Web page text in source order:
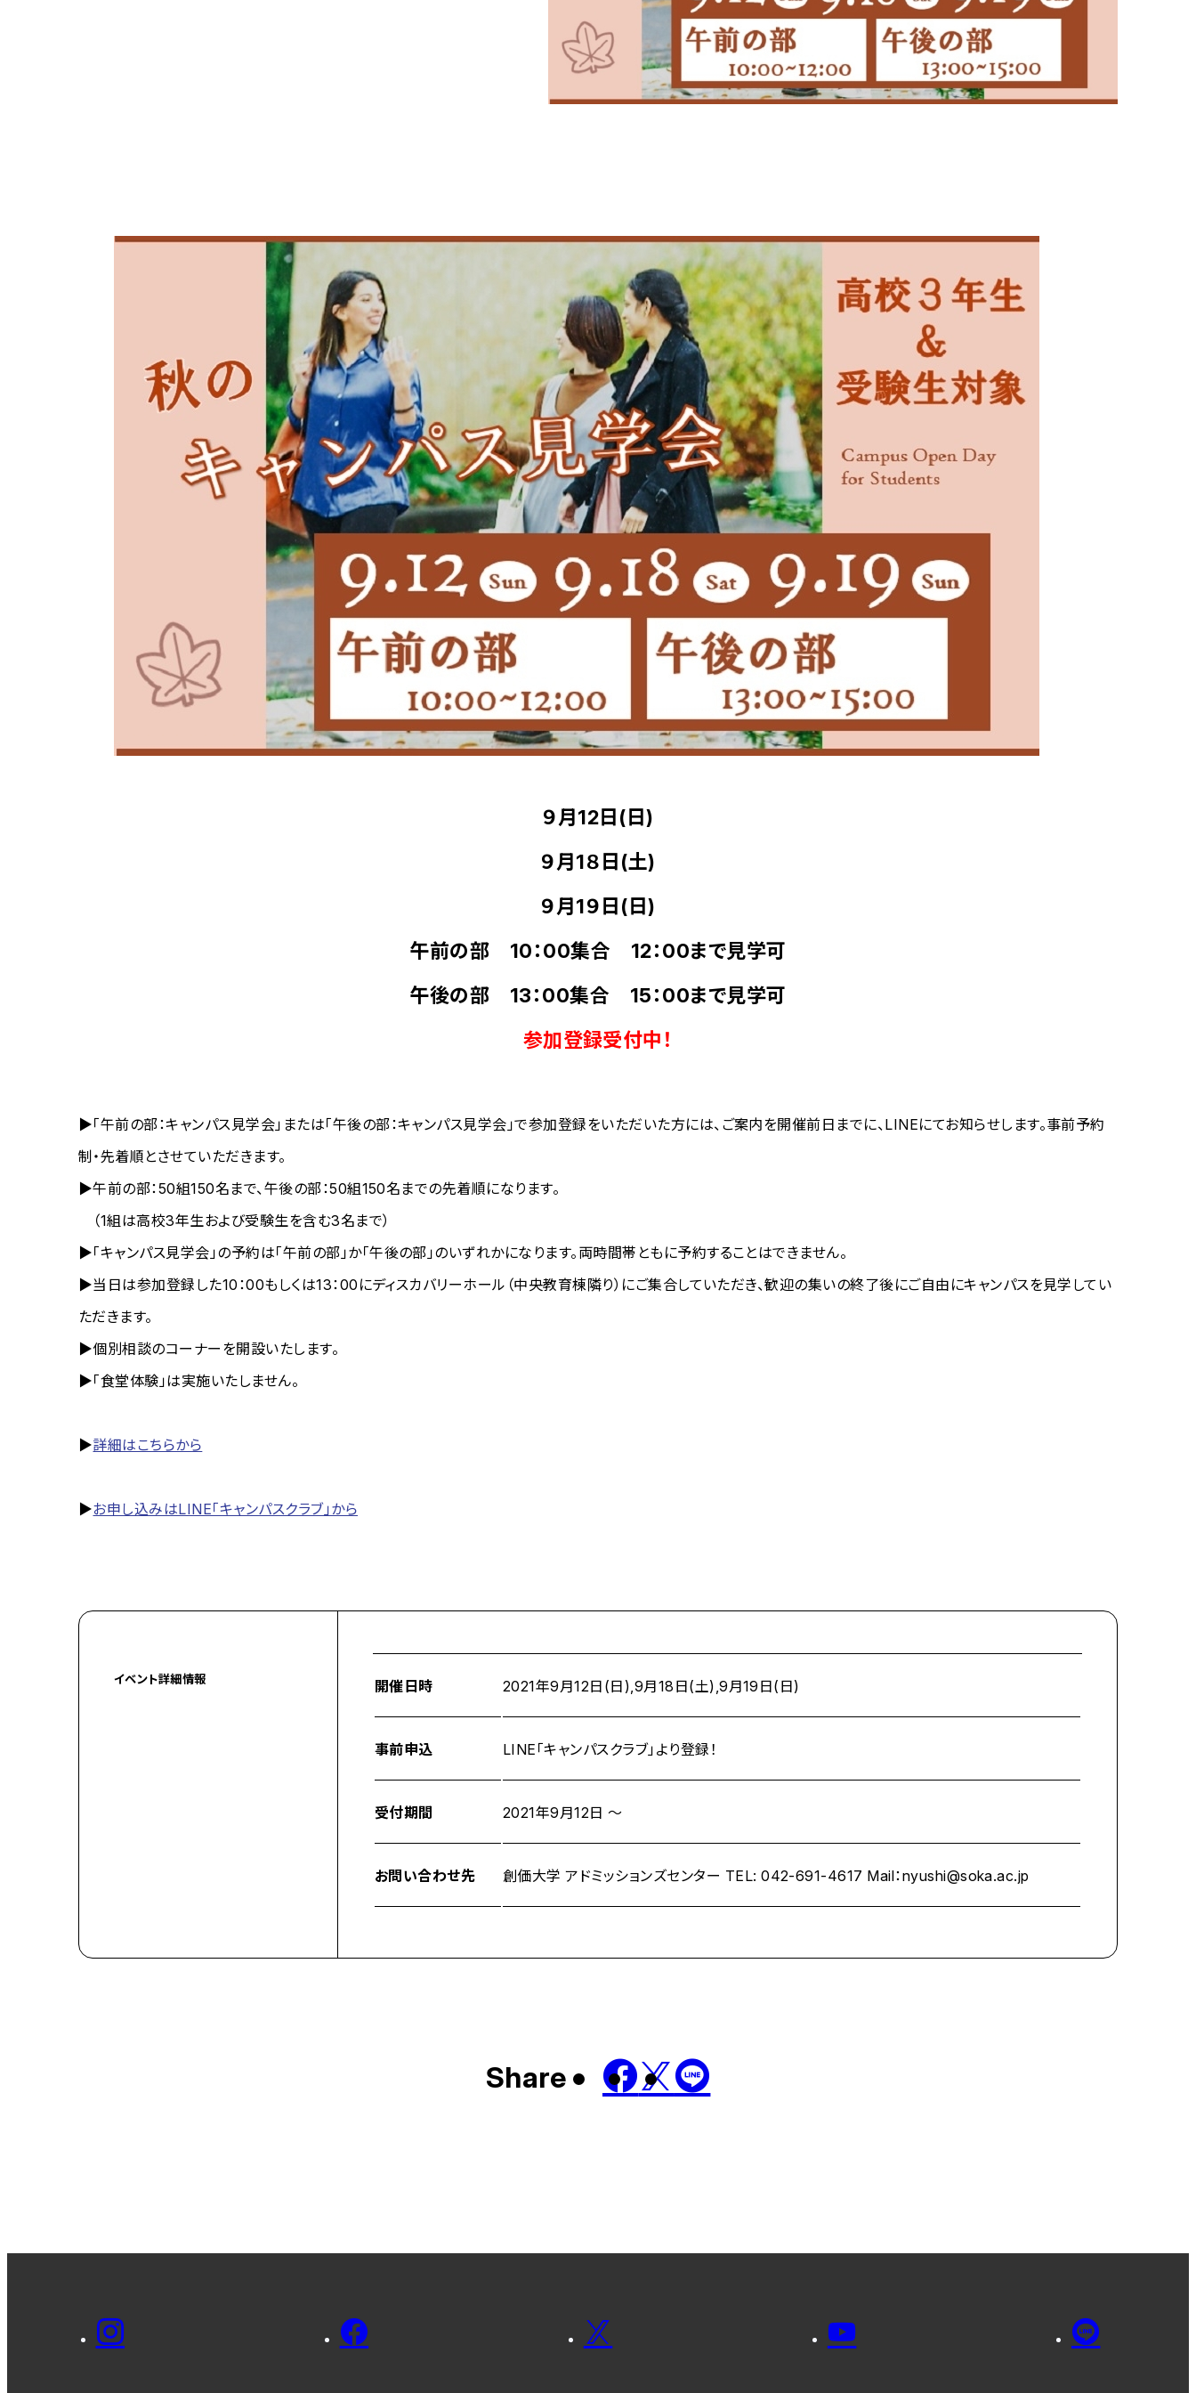
９月12日(日)
９月1８日(土)
９月1９日(日)
午前の部 10：00集合 12：00まで見学可
午後の部 13：00集合 15：00まで見学可
参加登録受付中！
▶「午前の部：キャンパス見学会」または「午後の部：キャンパス見学会」で参加登録をいただいた方には、ご案内を開催前日までに、LINEにてお知らせします。事前予約
制・先着順とさせていただきます。
▶午前の部：50組150名まで、午後の部：50組150名までの先着順になります。
（1組は高校3年生および受験生を含む3名まで）
▶「キャンパス見学会」の予約は「午前の部」か「午後の部」のいずれかになります。両時間帯ともに予約することはできません。
▶当日は参加登録した10：00もしくは13：00にディスカバリーホール（中央教育棟隣り）にご集合していただき、歓迎の集いの終了後にご自由にキャンパスを見学してい
ただきます。
▶個別相談のコーナーを開設いたします。
▶「食堂体験」は実施いたしません。
▶詳細はこちらから
▶お申し込みはLINE「キャンパスクラブ」から
イベント詳細情報 開催日時 2021年9月12日(日),9月18日(土),9月19日(日)
事前申込 LINE「キャンパスクラブ」より登録！
受付期間 2021年9月12日 ～
お問い合わせ先 創価大学 アドミッションズセンター TEL: 042-691-4617 Mail：nyushi@soka.ac.jp
Share